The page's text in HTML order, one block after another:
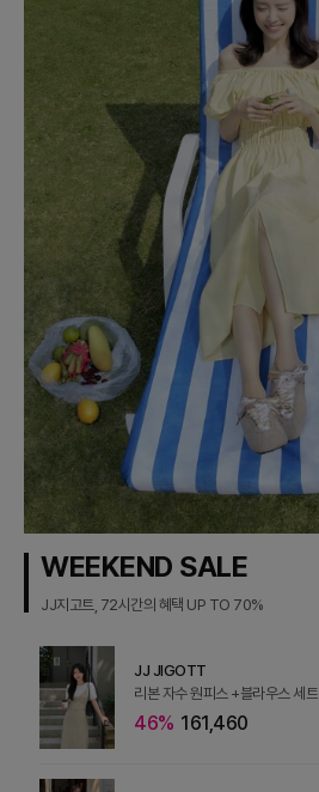
WEEKEND SALE
JJ지고트, 72시간의 혜택 UP TO 70%
JJ JIGOTT
리본 자수 원피스 +블라우스 세트
46% 161,460